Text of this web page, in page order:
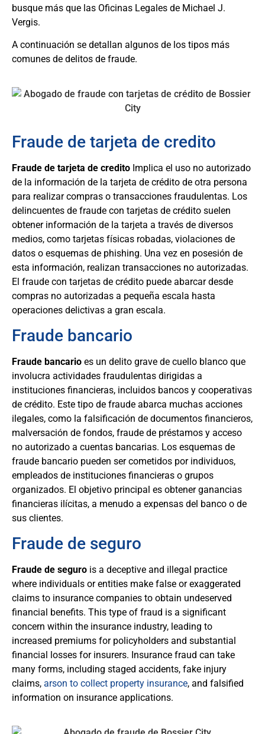
busque más que las Oficinas Legales de Michael J.
Vergis.
A continuación se detallan algunos de los tipos más
comunes de delitos de fraude.
Fraude de tarjeta de credito
Fraude de tarjeta de credito Implica el uso no autorizado
de la información de la tarjeta de crédito de otra persona
para realizar compras o transacciones fraudulentas. Los
delincuentes de fraude con tarjetas de crédito suelen
obtener información de la tarjeta a través de diversos
medios, como tarjetas físicas robadas, violaciones de
datos o esquemas de phishing. Una vez en posesión de
esta información, realizan transacciones no autorizadas.
El fraude con tarjetas de crédito puede abarcar desde
compras no autorizadas a pequeña escala hasta
operaciones delictivas a gran escala.
Fraude bancario
Fraude bancario es un delito grave de cuello blanco que
involucra actividades fraudulentas dirigidas a
instituciones financieras, incluidos bancos y cooperativas
de crédito. Este tipo de fraude abarca muchas acciones
ilegales, como la falsificación de documentos financieros,
malversación de fondos, fraude de préstamos y acceso
no autorizado a cuentas bancarias. Los esquemas de
fraude bancario pueden ser cometidos por individuos,
empleados de instituciones financieras o grupos
organizados. El objetivo principal es obtener ganancias
financieras ilícitas, a menudo a expensas del banco o de
sus clientes.
Fraude de seguro
Fraude de seguro is a deceptive and illegal practice
where individuals or entities make false or exaggerated
claims to insurance companies to obtain undeserved
financial benefits. This type of fraud is a significant
concern within the insurance industry, leading to
increased premiums for policyholders and substantial
financial losses for insurers. Insurance fraud can take
many forms, including staged accidents, fake injury
claims, arson to collect property insurance, and falsified
information on insurance applications.